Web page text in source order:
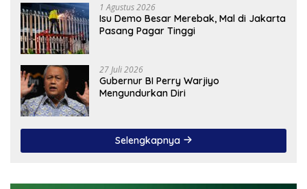
1 Agustus 2026
Isu Demo Besar Merebak, Mal di Jakarta
Pasang Pagar Tinggi
27 Juli 2026
Gubernur BI Perry Warjiyo
Mengundurkan Diri
Selengkapnya